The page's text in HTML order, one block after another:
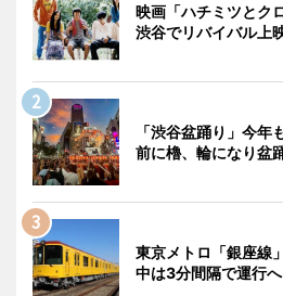
映画「ハチミツとク
渋谷でリバイバル上
「渋谷盆踊り」今
前に櫓、輪になり盆
東京メトロ「銀座線
中は3分間隔で運行へ